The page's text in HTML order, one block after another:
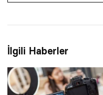
İlgili Haberler